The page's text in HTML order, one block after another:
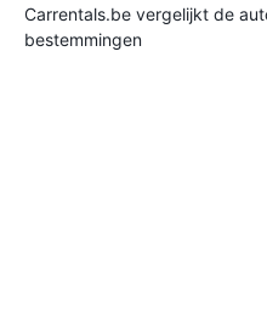
Carrentals.be vergelijkt de
bestemmingen